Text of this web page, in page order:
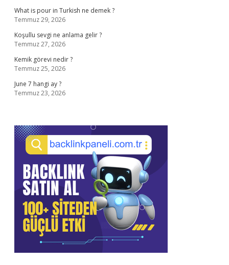
What is pour in Turkish ne demek ?
Temmuz 29, 2026
Koşullu sevgi ne anlama gelir ?
Temmuz 27, 2026
Kemik görevi nedir ?
Temmuz 25, 2026
June 7 hangi ay ?
Temmuz 23, 2026